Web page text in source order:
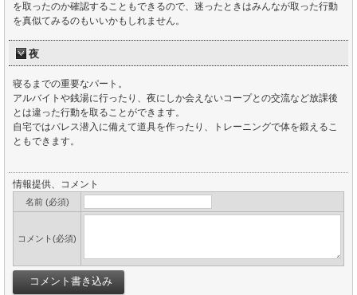
を取ったのか確認することもできるので、迷ったときはみんなが取った行動
を真似てみるのもいいかもしれません。
夜
寝るまでの重要なパート。
アルバイトや銭湯に行ったり、夜にしか会えないコープとの交流など放課後
とは違った行動を取ることができます。
自宅ではパレス潜入に備えて道具を作ったり、トレーニングで体を鍛えるこ
ともできます。
情報提供、コメント
名前 (必須)
コメント(必須)